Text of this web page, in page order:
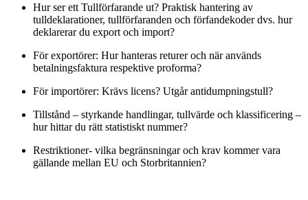
Hur ser ett Tullförfarande ut? Praktisk hantering av
tulldeklarationer, tullförfaranden och förfandekoder dvs. hur
deklarerar du export och import?
För exportörer: Hur hanteras returer och när används
betalningsfaktura respektive proforma?
För importörer: Krävs licens? Utgår antidumpningstull?
Tillstånd – styrkande handlingar, tullvärde och klassificering –
hur hittar du rätt statistiskt nummer?
Restriktioner- vilka begränsningar och krav kommer vara
gällande mellan EU och Storbritannien?